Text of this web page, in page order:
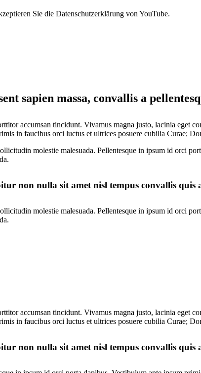
Sie die Datenschutzerklärung von YouTube.
sapien massa, convallis a
accumsan tincidunt. Vivamus magna justo, lacinia eget
in faucibus orci luctus et ultrices posuere cubilia Curae;
molestie malesuada. Pellentesque in ipsum id orci
non nulla sit amet nisl tempus convallis quis
molestie malesuada. Pellentesque in ipsum id orci
accumsan tincidunt. Vivamus magna justo, lacinia eget
in faucibus orci luctus et ultrices posuere cubilia Curae;
non nulla sit amet nisl tempus convallis quis